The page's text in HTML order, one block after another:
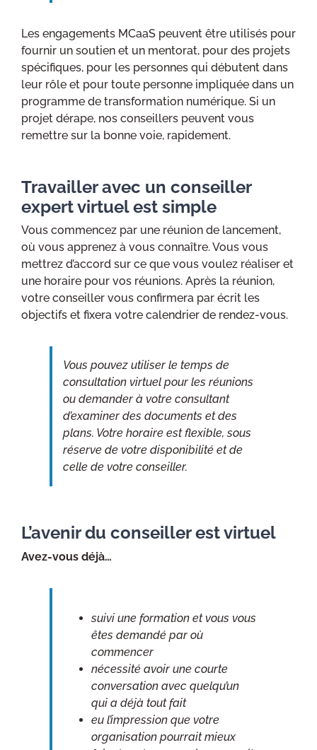
Les engagements MCaaS peuvent être utilisés pour
fournir un soutien et un mentorat, pour des projets
spécifiques, pour les personnes qui débutent dans
leur rôle et pour toute personne impliquée dans un
programme de transformation numérique. Si un
projet dérape, nos conseillers peuvent vous
remettre sur la bonne voie, rapidement.
Travailler avec un conseiller
expert virtuel est simple
Vous commencez par une réunion de lancement,
où vous apprenez à vous connaître. Vous vous
mettrez d’accord sur ce que vous voulez réaliser et
une horaire pour vos réunions. Après la réunion,
votre conseiller vous confirmera par écrit les
objectifs et fixera votre calendrier de rendez-vous.
Vous pouvez utiliser le temps de
consultation virtuel pour les réunions
ou demander à votre consultant
d’examiner des documents et des
plans. Votre horaire est flexible, sous
réserve de votre disponibilité et de
celle de votre conseiller.
L’avenir du conseiller est virtuel
Avez-vous déjà…
suivi une formation et vous vous
êtes demandé par où
commencer
nécessité avoir une courte
conversation avec quelqu’un
qui a déjà tout fait
eu l’impression que votre
organisation pourrait mieux